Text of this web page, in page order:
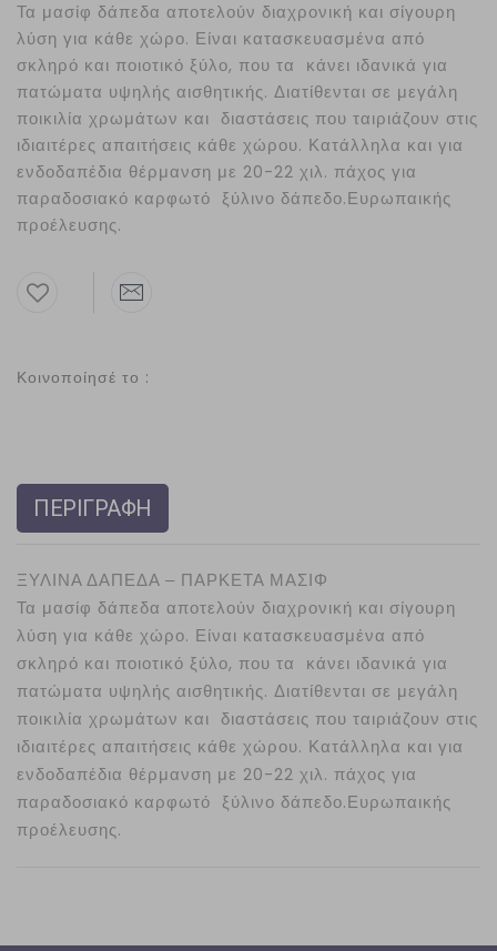
Τα μασίφ δάπεδα αποτελούν διαχρονική και σίγουρη
λύση για κάθε χώρο. Είναι κατασκευασμένα από
σκληρό και ποιοτικό ξύλο, που τα κάνει ιδανικά για
πατώματα υψηλής αισθητικής. Διατίθενται σε μεγάλη
ποικιλία χρωμάτων και διαστάσεις που ταιριάζουν στις
ιδιαιτέρες απαιτήσεις κάθε χώρου. Κατάλληλα και για
ενδοδαπέδια θέρμανση με 20-22 χιλ. πάχος για
παραδοσιακό καρφωτό ξύλινο δάπεδο.Ευρωπαικής
προέλευσης.
Κοινοποίησέ το :
ΠΕΡΙΓΡΑΦΗ
ΞΥΛΙΝΑ ΔΑΠΕΔΑ – ΠΑΡΚΕΤΑ ΜΑΣΙΦ
Τα μασίφ δάπεδα αποτελούν διαχρονική και σίγουρη
λύση για κάθε χώρο. Είναι κατασκευασμένα από
σκληρό και ποιοτικό ξύλο, που τα κάνει ιδανικά για
πατώματα υψηλής αισθητικής. Διατίθενται σε μεγάλη
ποικιλία χρωμάτων και διαστάσεις που ταιριάζουν στις
ιδιαιτέρες απαιτήσεις κάθε χώρου. Κατάλληλα και για
ενδοδαπέδια θέρμανση με 20-22 χιλ. πάχος για
παραδοσιακό καρφωτό ξύλινο δάπεδο.Ευρωπαικής
προέλευσης.